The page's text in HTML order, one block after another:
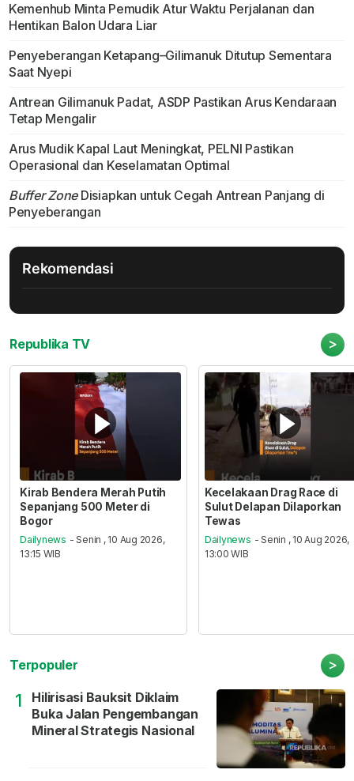
Kemenhub Minta Pemudik Atur Waktu Perjalanan dan
Hentikan Balon Udara Liar
Penyeberangan Ketapang–Gilimanuk Ditutup Sementara
Saat Nyepi
Antrean Gilimanuk Padat, ASDP Pastikan Arus Kendaraan
Tetap Mengalir
Arus Mudik Kapal Laut Meningkat, PELNI Pastikan
Operasional dan Keselamatan Optimal
Buffer ZoneDisiapkan untuk Cegah Antrean Panjang di
Penyeberangan
Rekomendasi
Republika TV >
Kirab Bendera Merah Putih
Sepanjang 500 Meter di
Bogor
Dailynews - Senin , 10 Aug 2026,
13:15 WIB
Kecelakaan Drag Race di
Sulut Delapan Dilaporkan
Tewas
Dailynews - Senin , 10 Aug 2026,
13:00 WIB
Terpopuler >
1
Hilirisasi Bauksit Diklaim
Buka Jalan Pengembangan
Mineral Strategis Nasional